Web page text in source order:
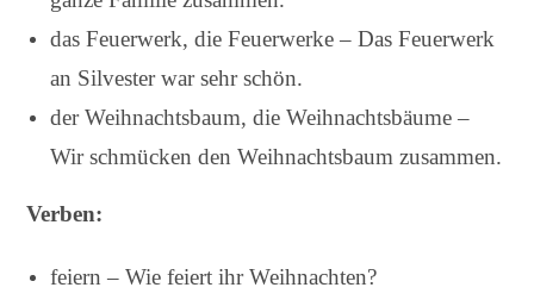
das Feuerwerk, die Feuerwerke – Das Feuerwerk
an Silvester war sehr schön.
der Weihnachtsbaum, die Weihnachtsbäume –
Wir schmücken den Weihnachtsbaum zusammen.
Verben:
feiern – Wie feiert ihr Weihnachten?